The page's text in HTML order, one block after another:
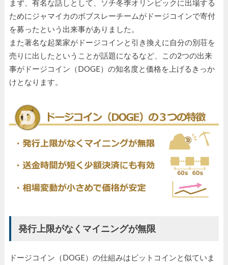
まず、有名な話しとして、ソチ冬季オリンピックに出場する
ためにジャマイカのボブスレーチームがドージコインで寄付
を募ったという出来事がありました。
また著名な起業家がドージコインと引き換えに自分の別荘を
売りに出したということが話題になるなど、この2つの出来
事がドージコイン（DOGE）の知名度と価格を上げるきっか
けとなります。
発行上限がなくマイニングが無限
ドージコイン（DOGE）の仕組みはビットコインと似ていま